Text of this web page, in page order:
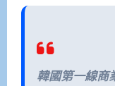
韓國第一線商